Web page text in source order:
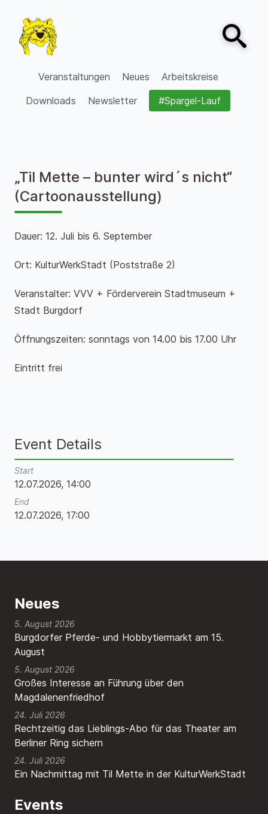
VVV Burgdorf
Veranstaltungen Neues
Arbeitskreise
Downloads
Newsletter #Spargel-Lauf
Open
„Til Mette – bunter wird´s nicht“
(Cartoonausstellung)
Dauer: 12. Juli bis 6. September
Ort: KulturWerkStadt (Poststraße 2)
Veranstalter: VVV + Förderverein Stadtmuseum +
Stadt Burgdorf
Öffnungszeiten: sonntags von 14.00 bis 17.00 Uhr
Eintritt frei
Event Details
Start
12.07.2026, 14:00
End
12.07.2026, 17:00
Neues
Burgdorfer Pferde- und Hobbytiermarkt am 15.
August
5. August 2026
Großes Interesse an Führung über den
Magdalenenfriedhof
5. August 2026
Rechtzeitig das Lieblings-Abo für das Theater am
Berliner Ring sichern
24. Juli 2026
Ein Nachmittag mit Til Mette in der KulturWerkStadt
24. Juli 2026
Events